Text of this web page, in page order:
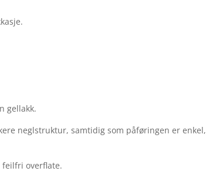
gellakk.
neglstruktur, samtidig som påføringen er enkel,
overflate.